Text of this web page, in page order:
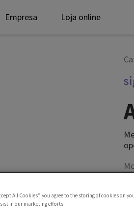
Empresa Loja online
All Cookies”, you agree to the storing of cookies on
in our marketing efforts.